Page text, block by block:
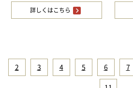
詳しくはこちら
2 3 4 5 6 7